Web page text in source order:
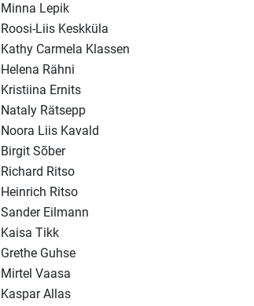
Minna Lepik
Roosi-Liis Keskküla
Kathy Carmela Klassen
Helena Rähni
Kristiina Ernits
Nataly Rätsepp
Noora Liis Kavald
Birgit Sõber
Richard Ritso
Heinrich Ritso
Sander Eilmann
Kaisa Tikk
Grethe Guhse
Mirtel Vaasa
Kaspar Allas